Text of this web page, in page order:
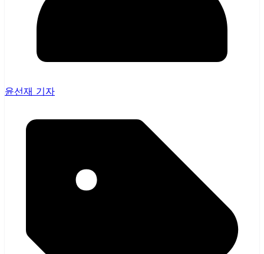
윤선재 기자